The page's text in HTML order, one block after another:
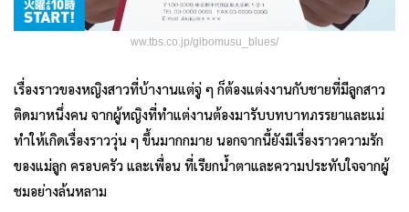
ww.tbs.co.jp/gibomusu_blues/
เรื่องราวของหญิงสาวที่บ้างานแต่จู่ ๆ ก็ต้องแต่งงานกับชายที่มีลูกสาว
ติดมาหนึ่งคน จากผู้หญิงที่ทำแต่งานต้องมารับบทบาทภรรยาและแม่
ทำให้เกิดเรื่องราววุ่น ๆ ขึ้นมากกมาย นอกจากนี้ยังมีเรื่องราวความรัก
ของแม่ลูก ครอบครัว และเพื่อน ที่เรียกน้ำตาและความประทับใจจากผู้
ชมอย่างล้นหลาม